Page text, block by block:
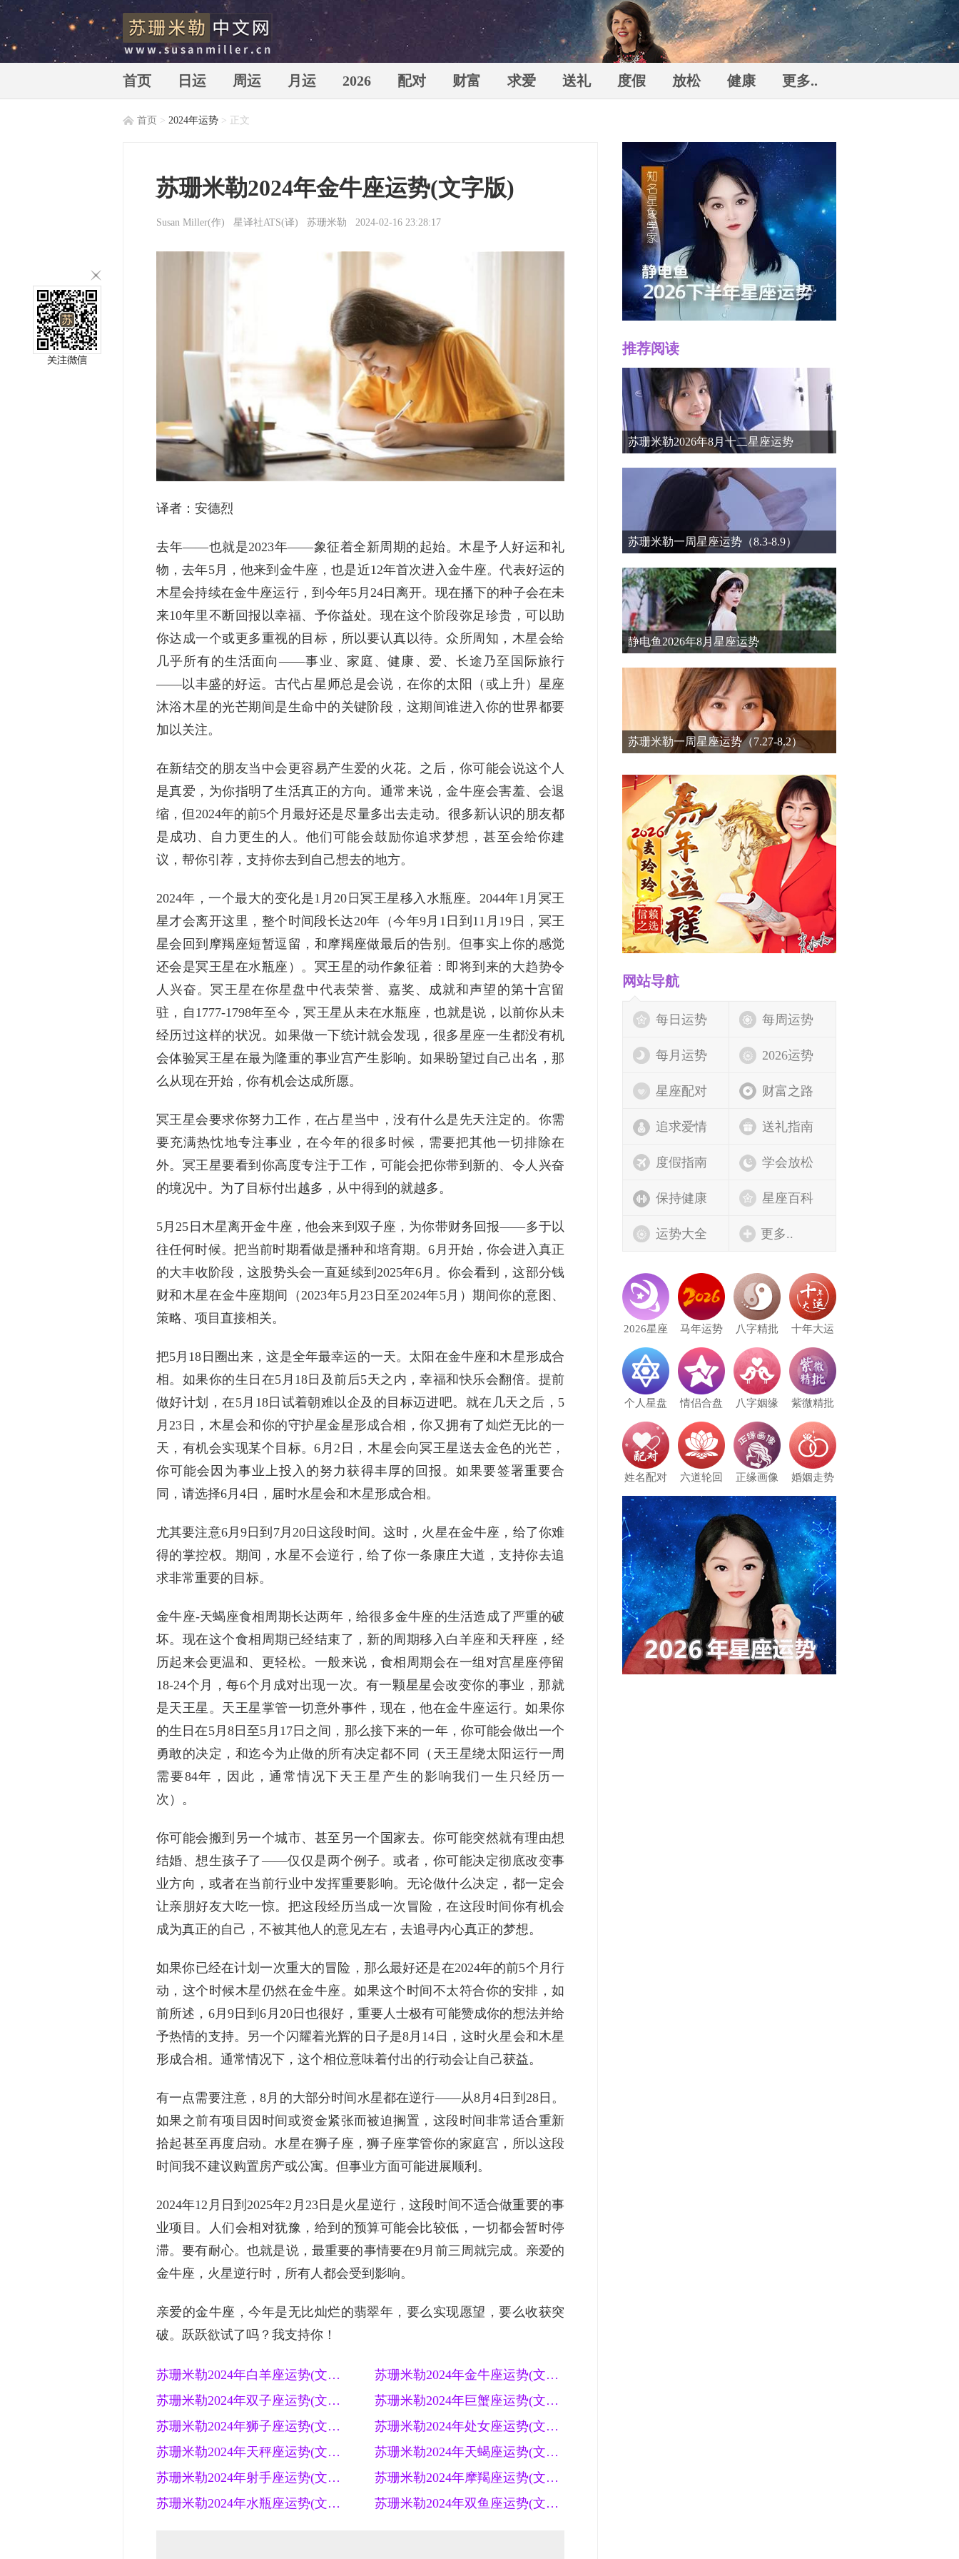
苏珊米勒
Miller）个人
首页 日运 周运 月运 2026 配对 财富 求爱 送礼 度假 放松 健康 更多..
首页 > 2024年运势 > 正文
苏珊米勒2024年金牛座运势(文字版)
Susan Miller(作) 星译社ATS(译) 苏珊米勒 2024-02-16 23:28:17
译者：安德烈
去年——也就是2023年——象征着全新周期的起始。木星予人好运和礼
物，去年5月，他来到金牛座，也是近12年首次进入金牛座。代表好运的
木星会持续在金牛座运行，到今年5月24日离开。现在播下的种子会在未
来10年里不断回报以幸福、予你益处。现在这个阶段弥足珍贵，可以助
你达成一个或更多重视的目标，所以要认真以待。众所周知，木星会给
几乎所有的生活面向——事业、家庭、健康、爱、长途乃至国际旅行
——以丰盛的好运。古代占星师总是会说，在你的太阳（或上升）星座
沐浴木星的光芒期间是生命中的关键阶段，这期间谁进入你的世界都要
加以关注。
在新结交的朋友当中会更容易产生爱的火花。之后，你可能会说这个人
是真爱，为你指明了生活真正的方向。通常来说，金牛座会害羞、会退
缩，但2024年的前5个月最好还是尽量多出去走动。很多新认识的朋友都
是成功、自力更生的人。他们可能会鼓励你追求梦想，甚至会给你建
议，帮你引荐，支持你去到自己想去的地方。
2024年，一个最大的变化是1月20日冥王星移入水瓶座。2044年1月冥王
星才会离开这里，整个时间段长达20年（今年9月1日到11月19日，冥王
星会回到摩羯座短暂逗留，和摩羯座做最后的告别。但事实上你的感觉
还会是冥王星在水瓶座）。冥王星的动作象征着：即将到来的大趋势令
人兴奋。冥王星在你星盘中代表荣誉、嘉奖、成就和声望的第十宫留
驻，自1777-1798年至今，冥王星从未在水瓶座，也就是说，以前你从未
经历过这样的状况。如果做一下统计就会发现，很多星座一生都没有机
会体验冥王星在最为隆重的事业宫产生影响。如果盼望过自己出名，那
么从现在开始，你有机会达成所愿。
冥王星会要求你努力工作，在占星当中，没有什么是先天注定的。你需
要充满热忱地专注事业，在今年的很多时候，需要把其他一切排除在
外。冥王星要看到你高度专注于工作，可能会把你带到新的、令人兴奋
的境况中。为了目标付出越多，从中得到的就越多。
5月25日木星离开金牛座，他会来到双子座，为你带财务回报——多于以
往任何时候。把当前时期看做是播种和培育期。6月开始，你会进入真正
的大丰收阶段，这股势头会一直延续到2025年6月。你会看到，这部分钱
财和木星在金牛座期间（2023年5月23日至2024年5月）期间你的意图、
策略、项目直接相关。
把5月18日圈出来，这是全年最幸运的一天。太阳在金牛座和木星形成合
相。如果你的生日在5月18日及前后5天之内，幸福和快乐会翻倍。提前
做好计划，在5月18日试着朝难以企及的目标迈进吧。就在几天之后，5
月23日，木星会和你的守护星金星形成合相，你又拥有了灿烂无比的一
天，有机会实现某个目标。6月2日，木星会向冥王星送去金色的光芒，
你可能会因为事业上投入的努力获得丰厚的回报。如果要签署重要合
同，请选择6月4日，届时水星会和木星形成合相。
尤其要注意6月9日到7月20日这段时间。这时，火星在金牛座，给了你难
得的掌控权。期间，水星不会逆行，给了你一条康庄大道，支持你去追
求非常重要的目标。
金牛座-天蝎座食相周期长达两年，给很多金牛座的生活造成了严重的破
坏。现在这个食相周期已经结束了，新的周期移入白羊座和天秤座，经
历起来会更温和、更轻松。一般来说，食相周期会在一组对宫星座停留
18-24个月，每6个月成对出现一次。有一颗星星会改变你的事业，那就
是天王星。天王星掌管一切意外事件，现在，他在金牛座运行。如果你
的生日在5月8日至5月17日之间，那么接下来的一年，你可能会做出一个
勇敢的决定，和迄今为止做的所有决定都不同（天王星绕太阳运行一周
需要84年，因此，通常情况下天王星产生的影响我们一生只经历一
次）。
你可能会搬到另一个城市、甚至另一个国家去。你可能突然就有理由想
结婚、想生孩子了——仅仅是两个例子。或者，你可能决定彻底改变事
业方向，或者在当前行业中发挥重要影响。无论做什么决定，都一定会
让亲朋好友大吃一惊。把这段经历当成一次冒险，在这段时间你有机会
成为真正的自己，不被其他人的意见左右，去追寻内心真正的梦想。
如果你已经在计划一次重大的冒险，那么最好还是在2024年的前5个月行
动，这个时候木星仍然在金牛座。如果这个时间不太符合你的安排，如
前所述，6月9日到6月20日也很好，重要人士极有可能赞成你的想法并给
予热情的支持。另一个闪耀着光辉的日子是8月14日，这时火星会和木星
形成合相。通常情况下，这个相位意味着付出的行动会让自己获益。
有一点需要注意，8月的大部分时间水星都在逆行——从8月4日到28日。
如果之前有项目因时间或资金紧张而被迫搁置，这段时间非常适合重新
拾起甚至再度启动。水星在狮子座，狮子座掌管你的家庭宫，所以这段
时间我不建议购置房产或公寓。但事业方面可能进展顺利。
2024年12月日到2025年2月23日是火星逆行，这段时间不适合做重要的事
业项目。人们会相对犹豫，给到的预算可能会比较低，一切都会暂时停
滞。要有耐心。也就是说，最重要的事情要在9月前三周就完成。亲爱的
金牛座，火星逆行时，所有人都会受到影响。
亲爱的金牛座，今年是无比灿烂的翡翠年，要么实现愿望，要么收获突
破。跃跃欲试了吗？我支持你！
苏珊米勒2024年白羊座运势(文字版)
苏珊米勒2024年金牛座运势(文字版)
苏珊米勒2024年双子座运势(文字版)
苏珊米勒2024年巨蟹座运势(文字版)
苏珊米勒2024年狮子座运势(文字版)
苏珊米勒2024年处女座运势(文字版)
苏珊米勒2024年天秤座运势(文字版)
苏珊米勒2024年天蝎座运势(文字版)
苏珊米勒2024年射手座运势(文字版)
苏珊米勒2024年摩羯座运势(文字版)
苏珊米勒2024年水瓶座运势(文字版)
苏珊米勒2024年双鱼座运势(文字版)
推荐阅读
苏珊米勒2026年8月十二星座运势
苏珊米勒一周星座运势（8.3-8.9）
静电鱼2026年8月星座运势
苏珊米勒一周星座运势（7.27-8.2）
网站导航
每日运势 每周运势
每月运势 2026运势
星座配对 财富之路
追求爱情 送礼指南
度假指南 学会放松
保持健康 星座百科
运势大全 更多..
2026星座 马年运势 八字精批 十年大运
个人星盘 情侣合盘 八字姻缘 紫微精批
姓名配对 六道轮回 正缘画像 婚姻走势